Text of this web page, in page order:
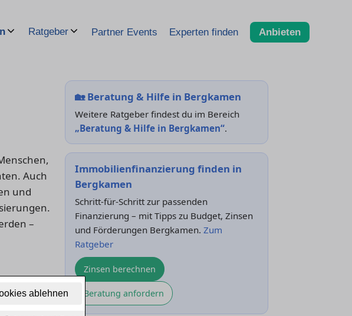
ablehnen
Ratgeber Partner Events Experten finden Anbieten
Auch
und
–
🏡Beratung & Hilfe in Bergkamen
Weitere Ratgeber findest du im Bereich
„Beratung & Hilfe in Bergkamen“.
Immobilienfinanzierung finden in
Bergkamen
Schritt-für-Schritt zur passenden
Finanzierung – mit Tipps zu Budget, Zinsen
und Förderungen Bergkamen. Zum
Ratgeber
Zinsen berechnen
Beratung anfordern